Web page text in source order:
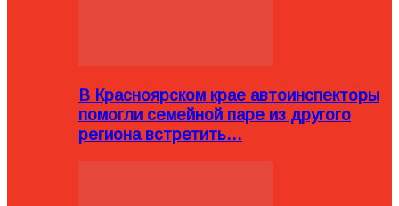
В Красноярском крае автоинспекторы
помогли семейной паре из другого
региона встретить…